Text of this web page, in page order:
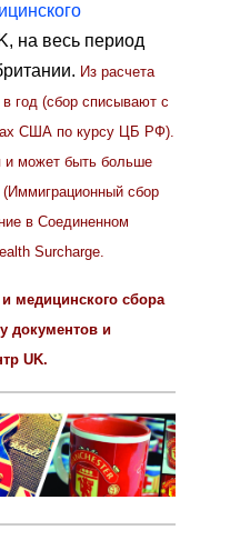
на весь период
Из расчета
год (сбор списывают с
США по курсу ЦБ РФ).
и может быть больше
сбор
в Соединенном
Surcharge.
медицинского сбора
документов и
UK.